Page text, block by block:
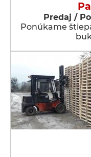
Predaj /
Ponúkame